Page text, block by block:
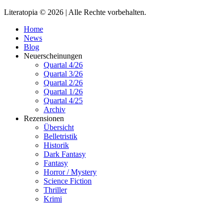
Literatopia © 2026 | Alle Rechte vorbehalten.
Home
News
Blog
Neuerscheinungen
Quartal 4/26
Quartal 3/26
Quartal 2/26
Quartal 1/26
Quartal 4/25
Archiv
Rezensionen
Übersicht
Belletristik
Historik
Dark Fantasy
Fantasy
Horror / Mystery
Science Fiction
Thriller
Krimi